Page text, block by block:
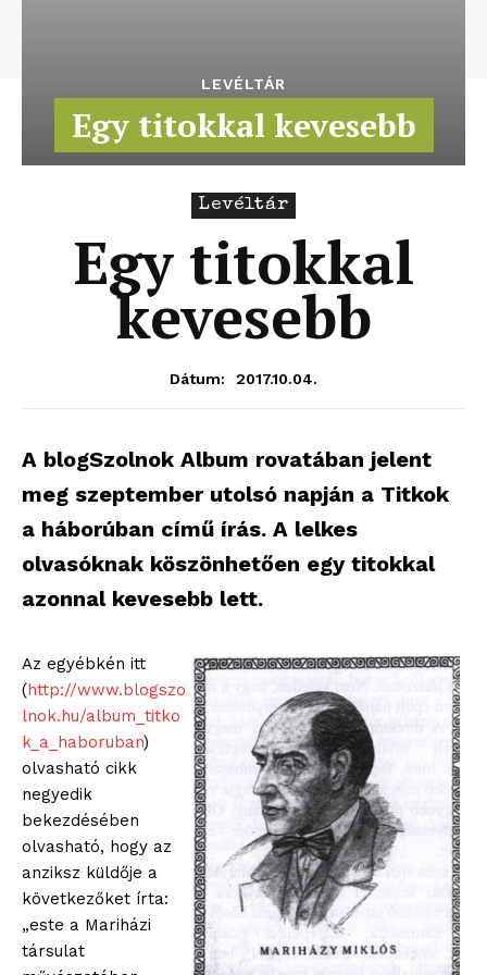
LEVÉLTÁR
Egy titokkal kevesebb
Levéltár
Egy titokkal
kevesebb
Dátum: 2017.10.04.
A blogSzolnok Album rovatában jelent
meg szeptember utolsó napján a Titkok
a háborúban című írás. A lelkes
olvasóknak köszönhetően egy titokkal
azonnal kevesebb lett.
Az egyébkén itt
(http://www.blogszo
lnok.hu/album_titko
k_a_haboruban)
olvasható cikk
negyedik
bekezdésében
olvasható, hogy az
anziksz küldője a
következőket írta:
„este a Mariházi
társulat